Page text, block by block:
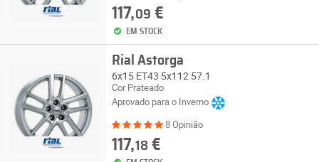
117,09 €
EM STOCK
Rial Astorga
6x15 ET43 5x112 57.1
Cor Prateado
Aprovado para o Inverno
8 Opinião
117,18€